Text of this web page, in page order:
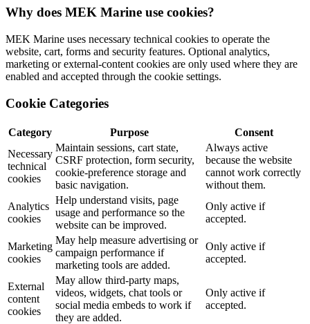
Why does MEK Marine use cookies?
MEK Marine uses necessary technical cookies to operate the
website, cart, forms and security features. Optional analytics,
marketing or external-content cookies are only used where they are
enabled and accepted through the cookie settings.
Cookie Categories
Category Purpose
Consent
Necessary
technical
cookies
Maintain sessions, cart state,
CSRF protection, form security,
cookie-preference storage and
basic navigation.
Always active
because the website
cannot work correctly
without them.
Analytics
cookies
Help understand visits, page
usage and performance so the
website can be improved.
Only active if
accepted.
Marketing
cookies
May help measure advertising or
campaign performance if
marketing tools are added.
Only active if
accepted.
External
content
cookies
May allow third-party maps,
videos, widgets, chat tools or
social media embeds to work if
they are added.
Only active if
accepted.